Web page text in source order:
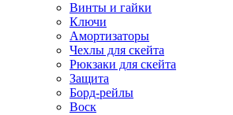
Винты и гайки
Ключи
Амортизаторы
Чехлы для скейта
Рюкзаки для скейта
Защита
Борд-рейлы
Воск